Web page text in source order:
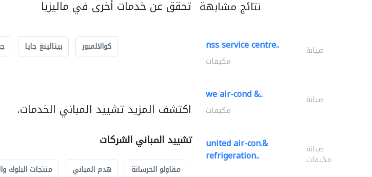
تحقق عن خدمات أخرى في ماليزيا
كوالالمبور بيتالينغ جايا
اكتشف المزيد تشييد المباني الخدمات.
تشييد المباني الشركات
مقاولو الخرسانة هدم المباني منتجات البلوك
نتائج مشابهة
nss service centre.. صيانة
مكيفات
we air-cond &.. صيانة
مكيفات
united air-con.&
refrigeration.. صيانة
مكيفات